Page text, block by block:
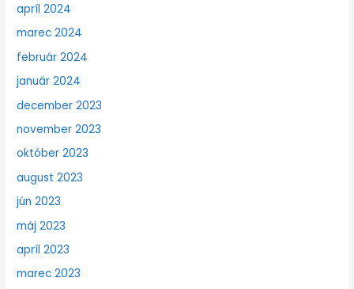
apríl 2024
marec 2024
február 2024
január 2024
december 2023
november 2023
október 2023
august 2023
jún 2023
máj 2023
apríl 2023
marec 2023